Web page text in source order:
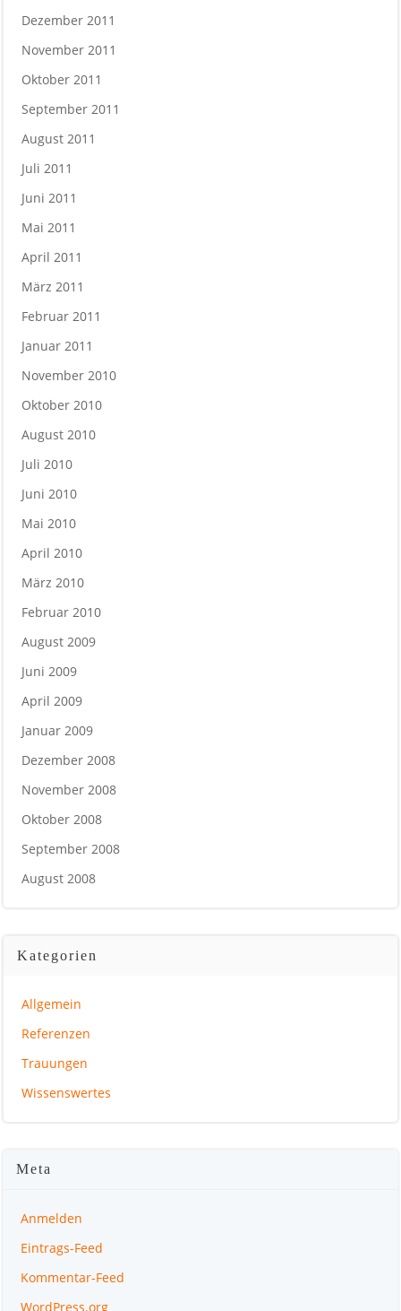
Dezember 2011
November 2011
Oktober 2011
September 2011
August 2011
Juli 2011
Juni 2011
Mai 2011
April 2011
März 2011
Februar 2011
Januar 2011
November 2010
Oktober 2010
August 2010
Juli 2010
Juni 2010
Mai 2010
April 2010
März 2010
Februar 2010
August 2009
Juni 2009
April 2009
Januar 2009
Dezember 2008
November 2008
Oktober 2008
September 2008
August 2008
Kategorien
Allgemein
Referenzen
Trauungen
Wissenswertes
Meta
Anmelden
Eintrags-Feed
Kommentar-Feed
WordPress.org